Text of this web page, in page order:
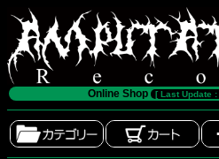
Online Shop [ Last Update